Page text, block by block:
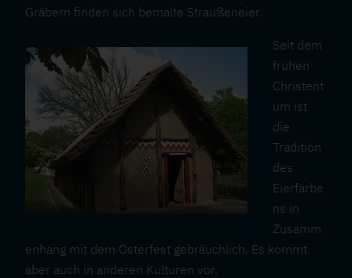
Gräbern finden sich bemalte Straußeneier.
Seit dem
frühen
Christent
um ist
die
Tradition
des
Eierfärbe
ns in
Zusamm
enhang mit dem Osterfest gebräuchlich. Es kommt
aber auch in anderen Kulturen vor.